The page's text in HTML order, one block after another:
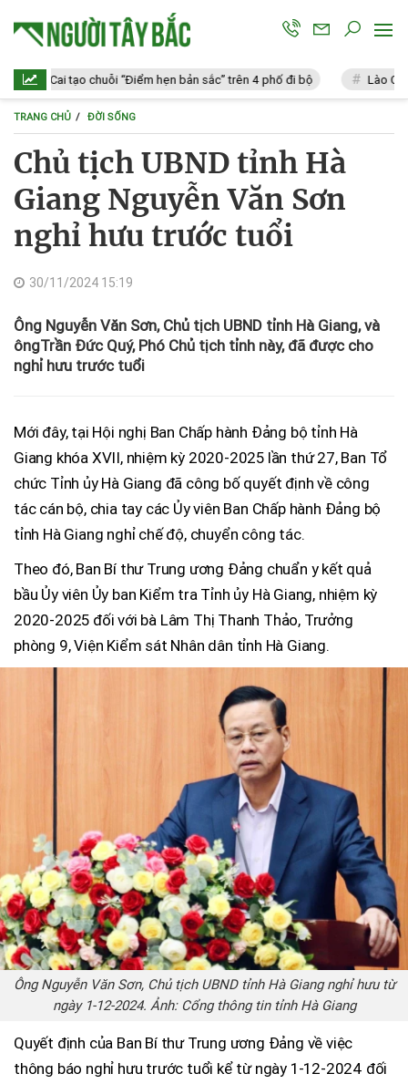
Cai tạo chuỗi “Điểm hẹn bản sắc” trên 4 phố đi bộ Lào Cai: Vi
TRANG CHỦ ĐỜI SỐNG
Chủ tịch UBND tỉnh Hà
Giang Nguyễn Văn Sơn
nghỉ hưu trước tuổi
30/11/2024 15:19
Ông Nguyễn Văn Sơn, Chủ tịch UBND tỉnh Hà Giang, và
ôngTrần Đức Quý, Phó Chủ tịch tỉnh này, đã được cho
nghỉ hưu trước tuổi
Mới đây, tại Hội nghị Ban Chấp hành Đảng bộ tỉnh Hà
Giang khóa XVII, nhiệm kỳ 2020-2025 lần thứ 27, Ban Tổ
chức Tỉnh ủy Hà Giang đã công bố quyết định về công
tác cán bộ, chia tay các Ủy viên Ban Chấp hành Đảng bộ
tỉnh Hà Giang nghỉ chế độ, chuyển công tác.
Theo đó, Ban Bí thư Trung ương Đảng chuẩn y kết quả
bầu Ủy viên Ủy ban Kiểm tra Tỉnh ủy Hà Giang, nhiệm kỳ
2020-2025 đối với bà Lâm Thị Thanh Thảo, Trưởng
phòng 9, Viện Kiểm sát Nhân dân tỉnh Hà Giang.
Ông Nguyễn Văn Sơn, Chủ tịch UBND tỉnh Hà Giang nghỉ hưu từ
ngày 1-12-2024. Ảnh: Cổng thông tin tỉnh Hà Giang
Quyết định của Ban Bí thư Trung ương Đảng về việc
thông báo nghỉ hưu trước tuổi kể từ ngày 1-12-2024 đối